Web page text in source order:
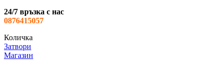
24/7 връзка с нас
0876415057
Количка
Затвори
Магазин